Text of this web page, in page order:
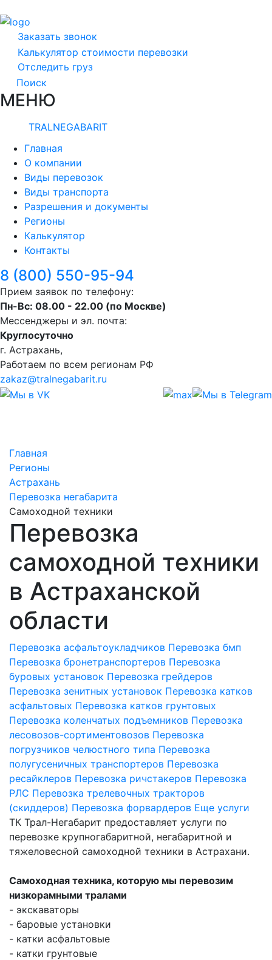
Заказать звонок
Калькулятор стоимости перевозки
Отследить груз
Поиск
МЕНЮ
TRALNEGABARIT
Главная
О компании
Виды перевозок
Виды транспорта
Разрешения и документы
Регионы
Калькулятор
Контакты
8 (800) 550-95-94
Прием заявок по телефону:
Пн-Вс: 08.00 - 22.00 (по Москве)
Мессенджеры и эл. почта:
Круглосуточно
г. Астрахань,
Работаем по всем регионам РФ
zakaz@tralnegabarit.ru
Главная
Регионы
Астрахань
Перевозка негабарита
Самоходной техники
Перевозка
самоходной техники
в Астраханской
области
Перевозка асфальтоукладчиков Перевозка бмп
Перевозка бронетранспортеров Перевозка
буровых установок Перевозка грейдеров
Перевозка зенитных установок Перевозка катков
асфальтовых Перевозка катков грунтовых
Перевозка коленчатых подъемников Перевозка
лесовозов-сортиментовозов Перевозка
погрузчиков челюстного типа Перевозка
полугусеничных транспортеров Перевозка
ресайклеров Перевозка ричстакеров Перевозка
РЛС Перевозка трелевочных тракторов
(скиддеров) Перевозка форвардеров Еще услуги
ТК Трал-Негабарит предоставляет услуги по
перевозке крупногабаритной, негабаритной и
тяжеловесной самоходной техники в Астрахани.
Самоходная техника, которую мы перевозим
низкорамными тралами
- экскаваторы
- баровые установки
- катки асфальтовые
- катки грунтовые